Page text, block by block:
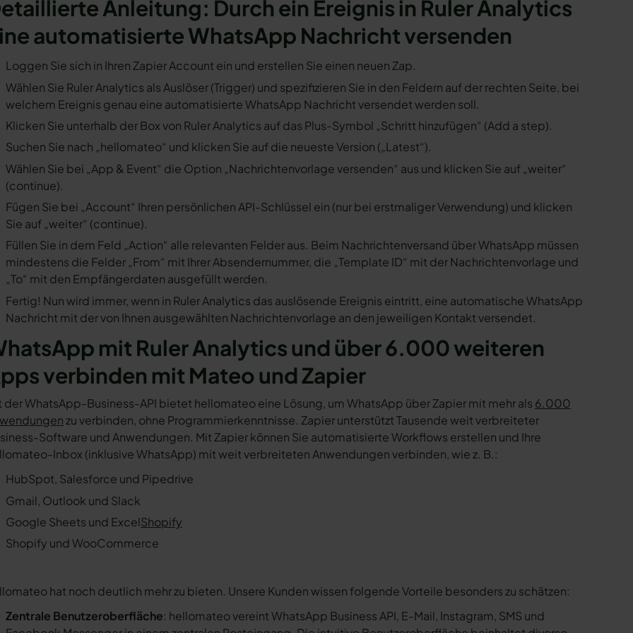
Anleitung: Durch ein Ereignis in Ruler Analytics
automatisierte WhatsApp Nachricht versenden
Loggen Sie sich in Ihren Zapier Account ein und erstellen Sie einen neuen Zap.
Wählen Sie Ruler Analytics als Auslöser (Trigger) und spezifizieren Sie in den Feldern auf der rechten Seite, bei
welchem Ereignis genau eine automatisierte WhatsApp Nachricht versendet werden soll.
Klicken Sie unterhalb der Box von Ruler Analytics auf das Plus-Symbol „Schritt hinzufügen“ (Add a step).
Suchen Sie nach „hellomateo“ und klicken Sie auf die neueste Version („Latest“).
Wählen Sie bei „App & Event“ die Option „Nachrichtenvorlage versenden“ aus und klicken Sie auf „weiter“
(continue).
Fügen Sie bei „Account“ Ihren persönlichen API-Schlüssel ein (nur bei erstmaliger Verwendung) und klicken
Sie auf „weiter“ (continue).
Füllen Sie in dem Feld „Action“ alle relevanten Felder aus. Beim Nachrichtenversand über WhatsApp müssen
mindestens die Felder „From“ mit Ihrer Absendernummer, die „Template ID“ mit der Nachrichtenvorlage und
„To“ mit den Empfängerdaten ausgefüllt werden.
Fertig! Nun wird immer, wenn in Ruler Analytics das auslösende Ereignis eintritt, eine automatische WhatsApp
Nachricht mit der von Ihnen ausgewählten Nachrichtenvorlage an den jeweiligen Kontakt versendet.
mit Ruler Analytics und über 6.000 weiteren
verbinden mit Mateo und Zapier
der WhatsApp-Business-API bietet hellomateo eine Lösung, um WhatsApp über Zapier mit mehr als 6.000
zu verbinden, ohne Programmierkenntnisse. Zapier unterstützt Tausende weit verbreiteter
Software und Anwendungen. Mit Zapier können Sie automatisierte Workflows erstellen und Ihre
Inbox (inklusive WhatsApp) mit weit verbreiteten Anwendungen verbinden, wie z. B.:
HubSpot, Salesforce und Pipedrive
Gmail, Outlook und Slack
Google Sheets und ExcelShopify
Shopify und WooCommerce
hat noch deutlich mehr zu bieten. Unsere Kunden wissen folgende Vorteile besonders zu schätzen:
Zentrale Benutzeroberfläche: hellomateo vereint WhatsApp Business API, E-Mail, Instagram, SMS und